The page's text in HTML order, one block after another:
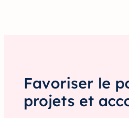
Favoriser le
projets et